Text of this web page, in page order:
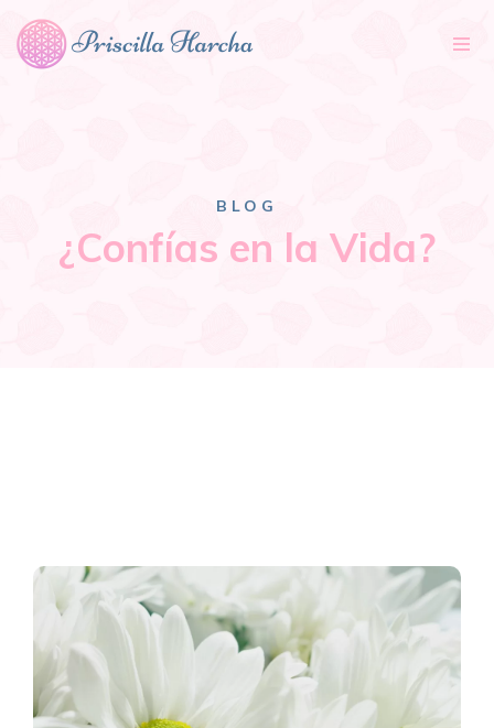
BLOG
¿Confías en la Vida?